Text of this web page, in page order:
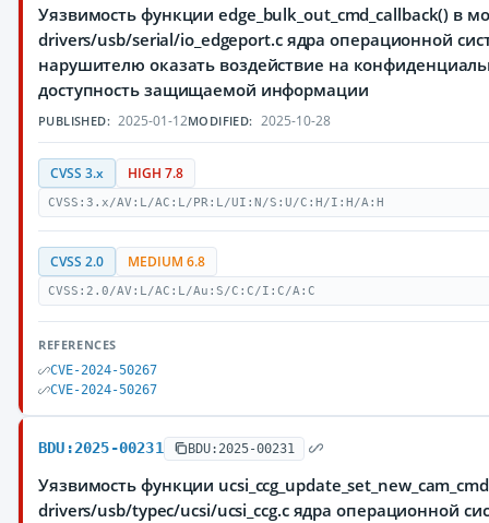
Уязвимость функции edge_bulk_out_cmd_callback() в
drivers/usb/serial/io_edgeport.c ядра операционной
нарушителю оказать воздействие на
доступность защищаемой информации
PUBLISHED: 2025-01-12MODIFIED: 2025-10-28
CVSS 3.x HIGH 7.8
CVSS:3.x/AV:L/AC:L/PR:L/UI:N/S:U/C:H/I:H/A:H
CVSS 2.0 MEDIUM 6.8
CVSS:2.0/AV:L/AC:L/Au:S/C:C/I:C/A:C
REFERENCES
CVE-2024-50267
CVE-2024-50267
BDU:2025-00231 BDU:2025-00231
Уязвимость функции
drivers/usb/typec/ucsi/ucsi_ccg.c ядра операционной